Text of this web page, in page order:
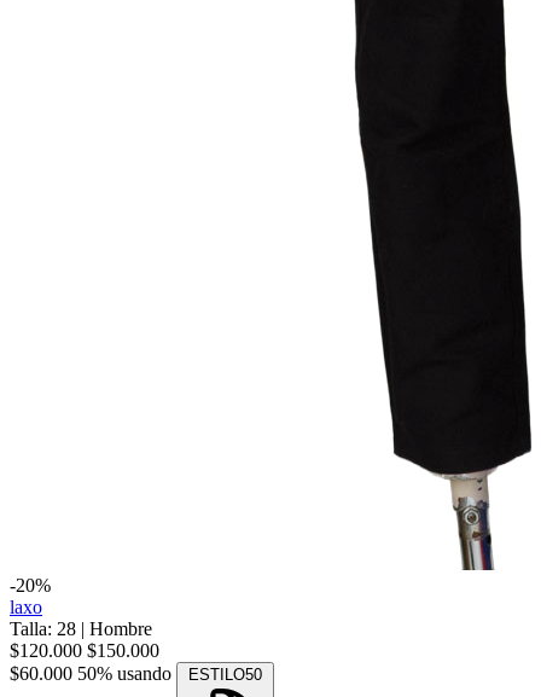
-20%
laxo
Talla: 28 | Hombre
$120.000 $150.000
$60.000 50% usando ESTILO50